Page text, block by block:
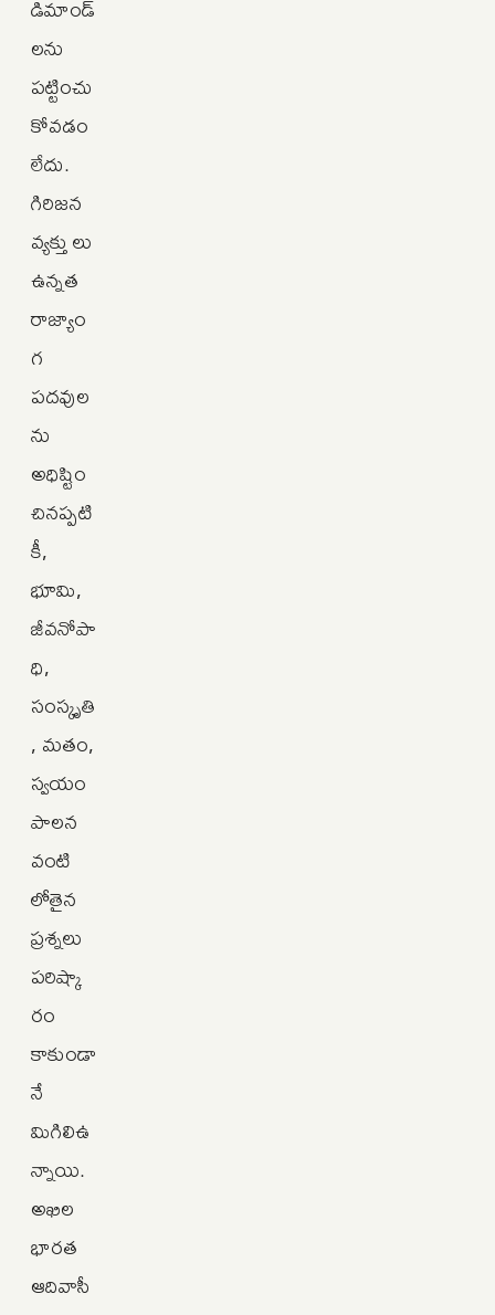
డిమాండ్‌
లను
పట్టించు
కోవడం
లేదు.
గిరిజన
వ్యక్తు లు
ఉన్నత
రాజ్యాం
గ
పదవుల
ను
అధిష్టిం
చినప్పటి
కీ,
భూమి,
జీవనోపా
ధి,
సంస్కృతి
, మతం,
స్వయం
పాలన
వంటి
లోతైన
ప్రశ్నలు
పరిష్కా
రం
కాకుండా
నే
మిగిలిఉ
న్నాయి.
అఖిల
భారత
ఆదివాసీ